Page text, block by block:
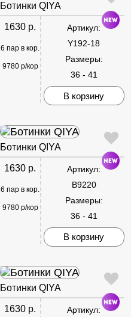
Ботинки QIYA
1630 р.
6 пар в кор.
9780 р/кор
Артикул:
Y192-18
Размеры:
36 - 41
В корзину
Ботинки QIYA
1630 р.
6 пар в кор.
9780 р/кор
Артикул:
B9220
Размеры:
36 - 41
В корзину
Ботинки QIYA
1630 р. Артикул: